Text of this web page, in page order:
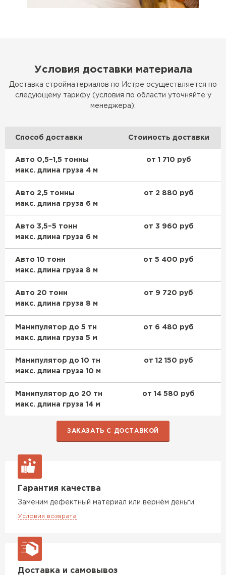
Условия доставки материала
Доставка стройматериалов по Истре осуществляется по
следующему тарифу (условия по области уточняйте у
менеджера):
Способ доставки Стоимость доставки
Авто 0,5–1,5 тонны
макс. длина груза 4 м
от 1 710 руб
Авто 2,5 тонны
макс. длина груза 6 м
от 2 880 руб
Авто 3,5–5 тонн
макс. длина груза 6 м
от 3 960 руб
Авто 10 тонн
макс. длина груза 8 м
от 5 400 руб
Авто 20 тонн
макс. длина груза 8 м
от 9 720 руб
Манипулятор до 5 тн
макс. длина груза 5 м
от 6 480 руб
Манипулятор до 10 тн
макс. длина груза 10 м
от 12 150 руб
Манипулятор до 20 тн
макс. длина груза 14 м
от 14 580 руб
ЗАКАЗАТЬ С ДОСТАВКОЙ
Гарантия качества
Заменим дефектный материал или вернём деньги
Условия возврата
Доставка и самовывоз
Утеплитель Неман
ПЕРЕЙТИ
Сэндвич-панели
ПЕРЕЙТИ
Утеплитель Baswool
Утеплитель Izolife